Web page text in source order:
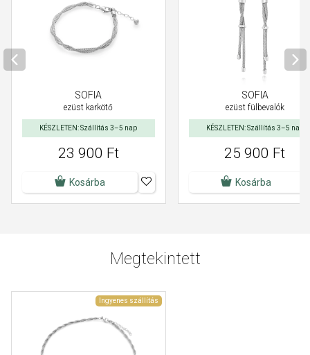
SOFIA
ezüst karkötő
KÉSZLETEN: Szállítás 3–5 nap
23 900 Ft
Kosárba
SOFIA
ezüst fülbevalók
KÉSZLETEN: Szállítás 3–5 nap
25 900 Ft
Kosárba
Megtekintett
Ingyenes szállítás